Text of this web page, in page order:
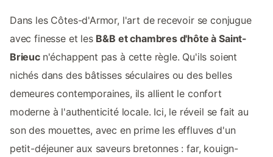
Dans les Côtes-d'Armor, l'art de recevoir se conjugue
avec finesse et les B&B et chambres d'hôte à Saint-
Brieuc n'échappent pas à cette règle. Qu'ils soient
nichés dans des bâtisses séculaires ou des belles
demeures contemporaines, ils allient le confort
moderne à l'authenticité locale. Ici, le réveil se fait au
son des mouettes, avec en prime les effluves d'un
petit-déjeuner aux saveurs bretonnes : far, kouign-